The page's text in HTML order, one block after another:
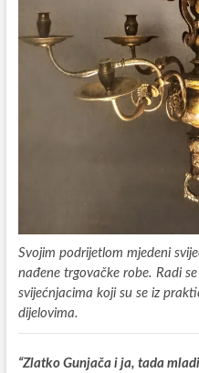
Svojim podrijetlom mjedeni
nađene trgovačke robe. Radi
svijećnjacima koji su se iz
dijelovima.
“Zlatko Gunjača i ja, tada